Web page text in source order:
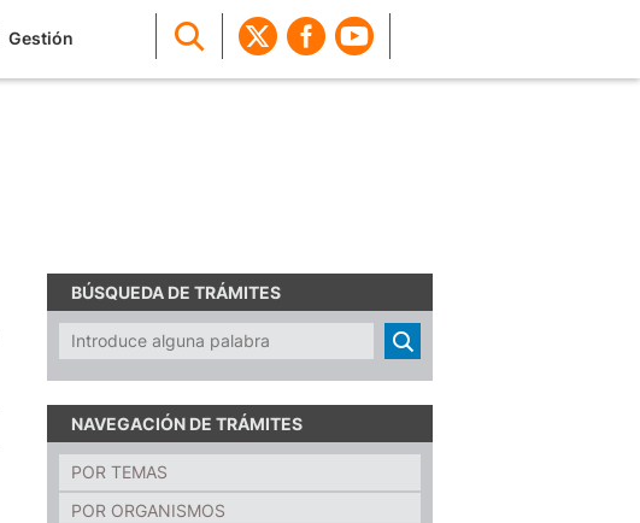
Gestión
BÚSQUEDA DE TRÁMITES
NAVEGACIÓN DE TRÁMITES
POR TEMAS
POR ORGANISMOS